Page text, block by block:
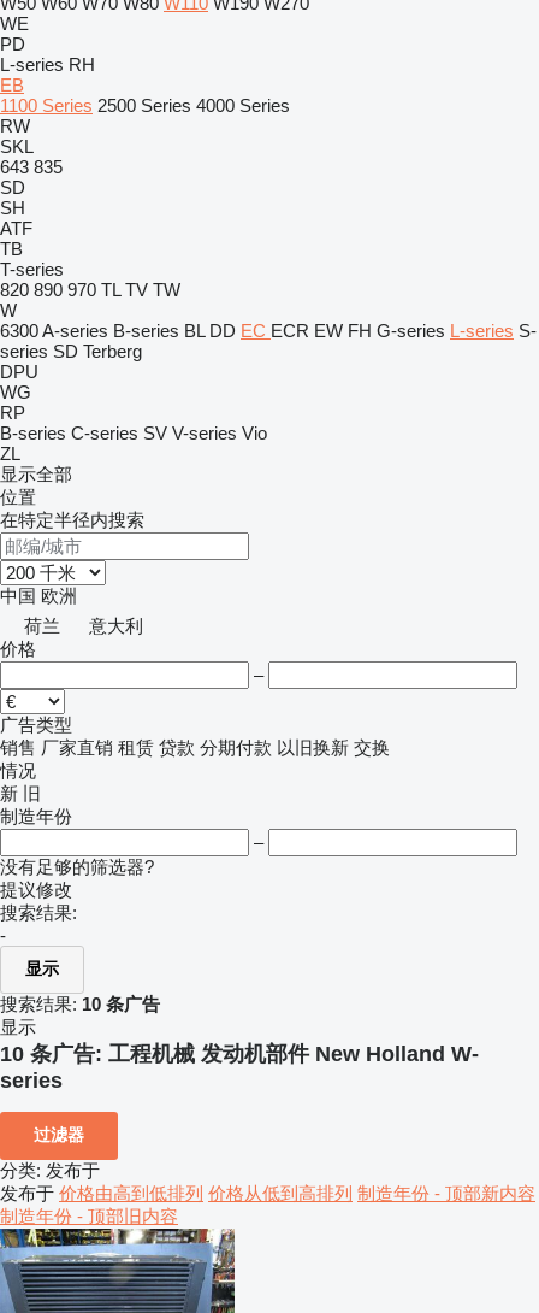
WE
PD
L-series RH
EB
1100 Series 2500 Series 4000 Series
RW
SKL
643 835
SD
SH
ATF
TB
T-series
820 890 970 TL TV TW
W
6300A-series B-series BL DD EC ECR EW FH G-series L-series S-
series SD Terberg
DPU
WG
RP
B-series C-series SV V-series Vio
ZL
显示全部
位置
在特定半径内搜索
中国 欧洲
荷兰
意大利
价格
–
广告类型
销售 厂家直销 租赁 贷款 分期付款 以旧换新 交换
情况
新 旧
制造年份
–
没有足够的筛选器?
提议修改
搜索结果:
-
显示
搜索结果: 10 条广告
显示
10 条广告: 工程机械 发动机部件 New Holland W-
series
过滤器
分类: 发布于
发布于 价格由高到低排列 价格从低到高排列 制造年份 - 顶部新内容
制造年份 - 顶部旧内容